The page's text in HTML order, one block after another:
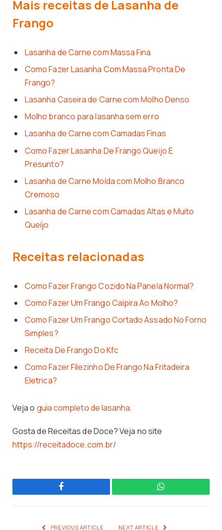
Mais receitas de Lasanha de
Frango
Lasanha de Carne com Massa Fina
Como Fazer Lasanha Com Massa Pronta De
Frango?
Lasanha Caseira de Carne com Molho Denso
Molho branco para lasanha sem erro
Lasanha de Carne com Camadas Finas
Como Fazer Lasanha De Frango Queijo E
Presunto?
Lasanha de Carne Moída com Molho Branco
Cremoso
Lasanha de Carne com Camadas Altas e Muito
Queijo
Receitas relacionadas
Como Fazer Frango Cozido Na Panela Normal?
Como Fazer Um Frango Caipira Ao Molho?
Como Fazer Um Frango Cortado Assado No Forno
Simples?
Receita De Frango Do Kfc
Como Fazer Filezinho De Frango Na Fritadeira
Eletrica?
Veja o guia completo de lasanha.
Gosta de Receitas de Doce? Veja no site
https://receitadoce.com.br/
Facebook WhatsApp
PREVIOUS ARTICLE NEXT ARTICLE